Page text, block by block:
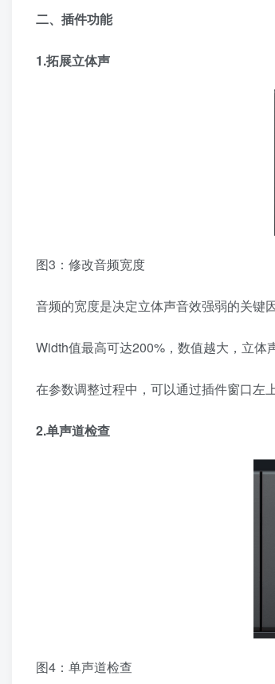
二、插件功能
1.拓展立体声
图3：修改音频宽度
音频的宽度是决定立体声音效强弱的关键
Width值最高可达200%，数值越大，立体
在参数调整过程中，可以通过插件窗口左
2.单声道检查
图4：单声道检查